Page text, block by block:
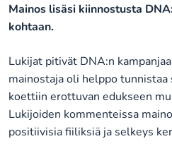
Mainos lisäsi kiinnostusta
kohtaan.
Lukijat pitivät DNA:n
mainostaja oli helppo tunnistaa
koettiin erottuvan edukseen
Lukijoiden kommenteissa
positiivisia fiiliksiä ja selkeys